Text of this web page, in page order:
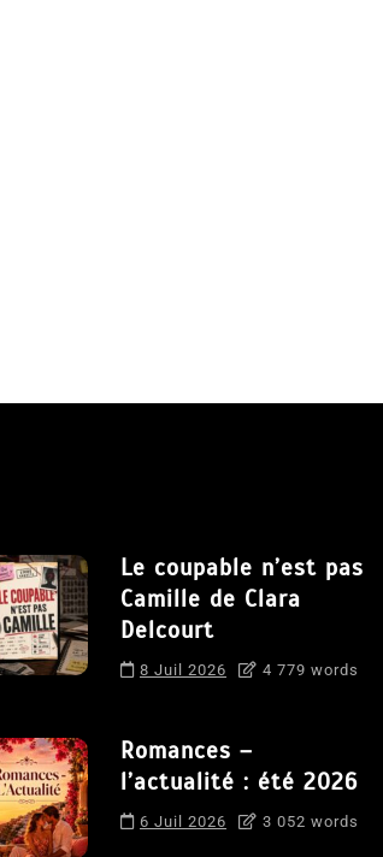
Le coupable n’est pas
Camille de Clara
Delcourt
8 Juil 2026 4 779 words
Romances –
l’actualité : été 2026
6 Juil 2026 3 052 words